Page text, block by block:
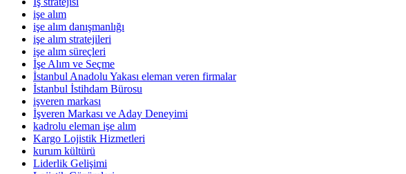
işe alım
işe alım danışmanlığı
işe alım stratejileri
işe alım süreçleri
İşe Alım ve Seçme
İstanbul Anadolu Yakası eleman veren firmalar
İstanbul İstihdam Bürosu
işveren markası
İşveren Markası ve Aday Deneyimi
kadrolu eleman işe alım
Kargo Lojistik Hizmetleri
kurum kültürü
Liderlik Gelişimi